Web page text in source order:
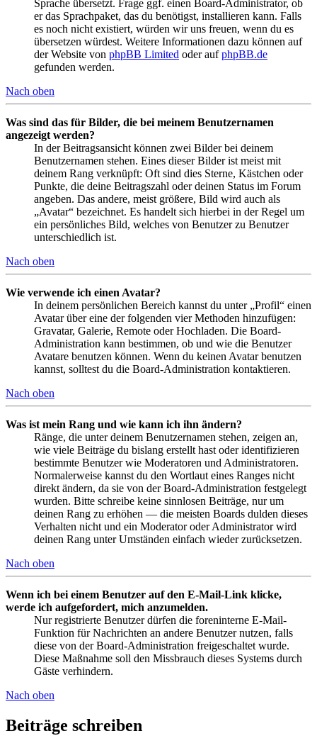
Sprache übersetzt. Frage ggf. einen Board-Administrator, ob
er das Sprachpaket, das du benötigst, installieren kann. Falls
es noch nicht existiert, würden wir uns freuen, wenn du es
übersetzen würdest. Weitere Informationen dazu können auf
der Website von phpBB Limited oder aufphpBB.de
gefunden werden.
Nach oben
Was sind das für Bilder, die bei meinem Benutzernamen
angezeigt werden?
In der Beitragsansicht können zwei Bilder bei deinem
Benutzernamen stehen. Eines dieser Bilder ist meist mit
deinem Rang verknüpft: Oft sind dies Sterne, Kästchen oder
Punkte, die deine Beitragszahl oder deinen Status im Forum
angeben. Das andere, meist größere, Bild wird auch als
„Avatar“ bezeichnet. Es handelt sich hierbei in der Regel um
ein persönliches Bild, welches von Benutzer zu Benutzer
unterschiedlich ist.
Nach oben
Wie verwende ich einen Avatar?
In deinem persönlichen Bereich kannst du unter „Profil“ einen
Avatar über eine der folgenden vier Methoden hinzufügen:
Gravatar, Galerie, Remote oder Hochladen. Die Board-
Administration kann bestimmen, ob und wie die Benutzer
Avatare benutzen können. Wenn du keinen Avatar benutzen
kannst, solltest du die Board-Administration kontaktieren.
Nach oben
Was ist mein Rang und wie kann ich ihn ändern?
Ränge, die unter deinem Benutzernamen stehen, zeigen an,
wie viele Beiträge du bislang erstellt hast oder identifizieren
bestimmte Benutzer wie Moderatoren und Administratoren.
Normalerweise kannst du den Wortlaut eines Ranges nicht
direkt ändern, da sie von der Board-Administration festgelegt
wurden. Bitte schreibe keine sinnlosen Beiträge, nur um
deinen Rang zu erhöhen — die meisten Boards dulden dieses
Verhalten nicht und ein Moderator oder Administrator wird
deinen Rang unter Umständen einfach wieder zurücksetzen.
Nach oben
Wenn ich bei einem Benutzer auf den E-Mail-Link klicke,
werde ich aufgefordert, mich anzumelden.
Nur registrierte Benutzer dürfen die foreninterne E-Mail-
Funktion für Nachrichten an andere Benutzer nutzen, falls
diese von der Board-Administration freigeschaltet wurde.
Diese Maßnahme soll den Missbrauch dieses Systems durch
Gäste verhindern.
Nach oben
Beiträge schreiben